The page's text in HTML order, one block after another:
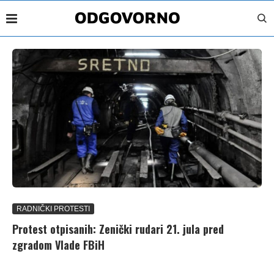
RADNIČKI PROTESTI
Protest otpisanih: Zenički rudari 21. jula pred
zgradom Vlade FBiH